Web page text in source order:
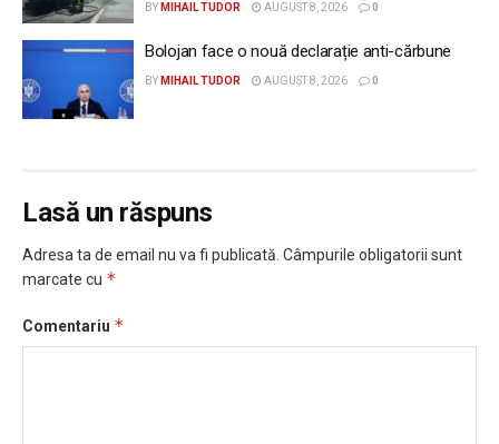
BY MIHAIL TUDOR AUGUST 8, 2026 0
Bolojan face o nouă declarație anti-cărbune
BY MIHAIL TUDOR AUGUST 8, 2026 0
Lasă un răspuns
Adresa ta de email nu va fi publicată. Câmpurile obligatorii sunt
marcate cu *
Comentariu *